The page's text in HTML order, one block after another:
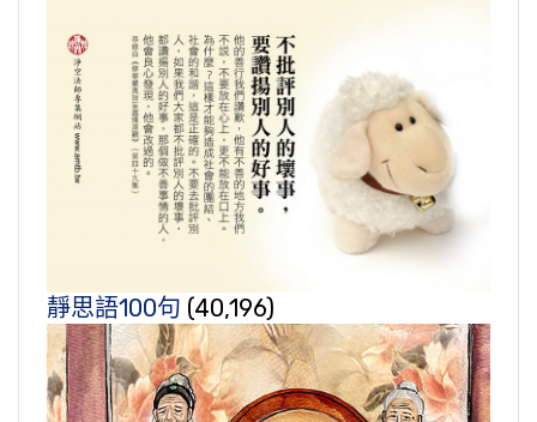
靜思語100句 (40,196)